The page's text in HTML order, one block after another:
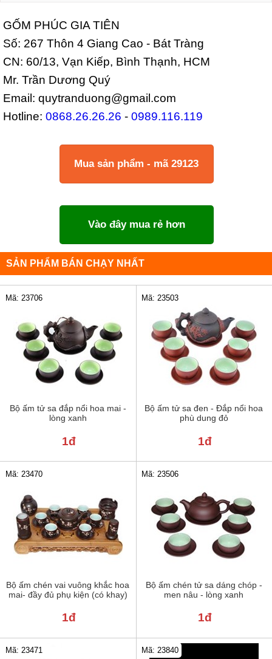
GỐM PHÚC GIA TIÊN
Số: 267 Thôn 4 Giang Cao - Bát Tràng
CN: 60/13, Vạn Kiếp, Bình Thạnh, HCM
Mr. Trần Dương Quý
Email: quytranduong@gmail.com
Hotline: 0868.26.26.26 - 0989.116.119
Mua sản phẩm - mã 29123
Vào đây mua rẻ hơn
SẢN PHẨM BÁN CHẠY NHẤT
Bộ ấm tử sa đắp nổi hoa mai -
lòng xanh
Mã: 23706
1đ
Bộ ấm tử sa đen - Đắp nổi hoa
phù dung đỏ
Mã: 23503
1đ
Bộ ấm chén vai vuông khắc hoa
mai- đầy đủ phụ kiện (có khay)
Mã: 23470
1đ
Bộ ấm chén tử sa dáng chóp -
men nâu - lòng xanh
Mã: 23506
1đ
Mã: 23471 Mã: 23840